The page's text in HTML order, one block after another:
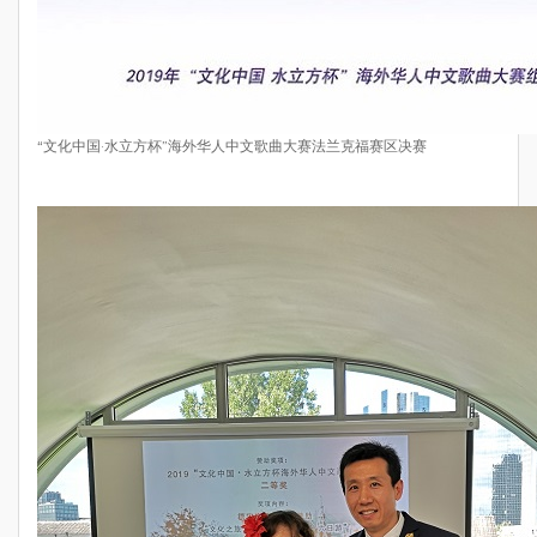
“文化中国·水立方杯”海外华人中文歌曲大赛法兰克福赛区决赛